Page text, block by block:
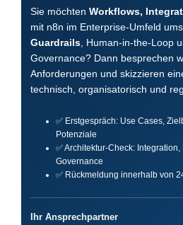
Sie möchten Workflows,
mit n8n im Enterprise-Umfeld
Guardrails, Human-in-the-Loop
Governance? Dann besprechen
Anforderungen und skizzieren
technisch, organisatorisch und
✅ Erstgespräch: Use Cases,
Potenziale
✅ Architektur-Check: Integration,
Governance
✅ Rückmeldung innerhalb von
Ihr Ansprechpartner